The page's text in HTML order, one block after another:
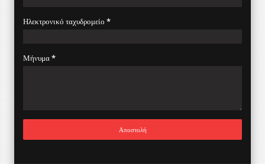
Ηλεκτρονικό ταχυδρομείο *
Μήνυμα*